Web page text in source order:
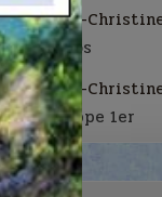
Marie-
le Gros
Marie-
Philippe 1er